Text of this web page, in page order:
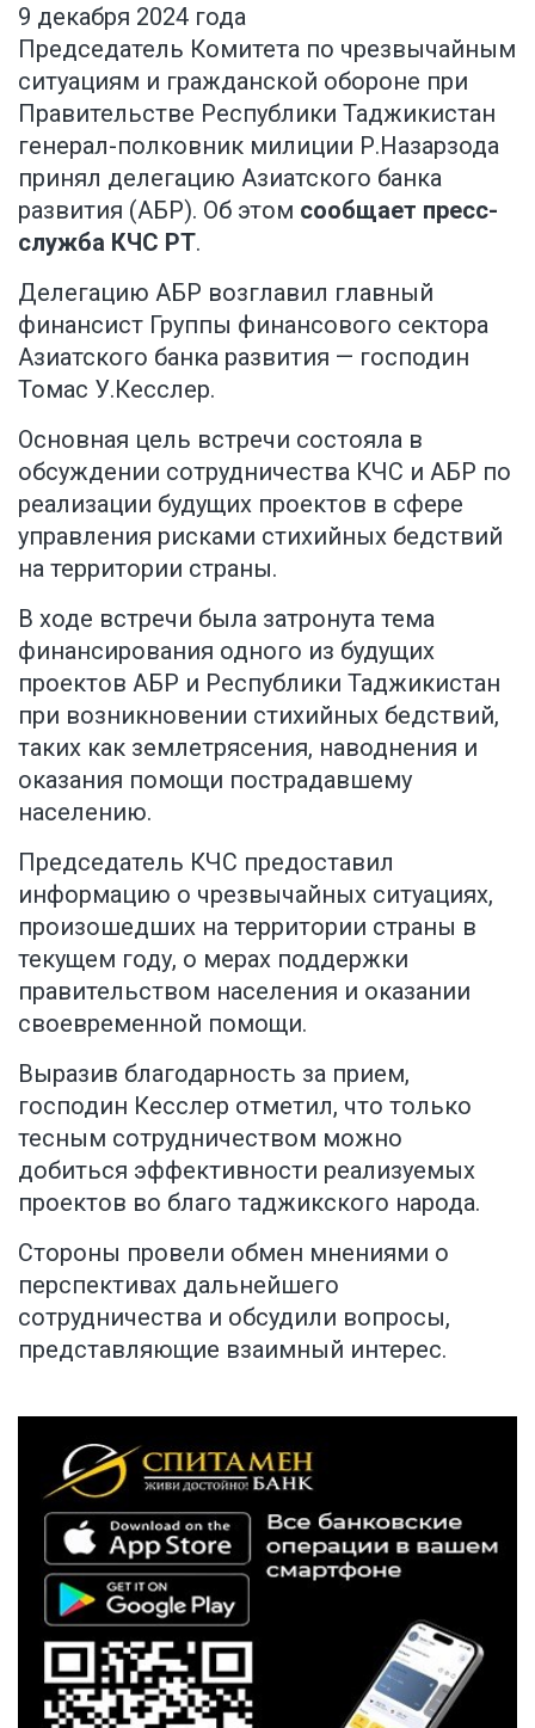
9 декабря 2024 года
Председатель Комитета по чрезвычайным
ситуациям и гражданской обороне при
Правительстве Республики Таджикистан
генерал-полковник милиции Р.Назарзода
принял делегацию Азиатского банка
развития (АБР). Об этом сообщает пресс-
служба КЧС РТ.
Делегацию АБР возглавил главный
финансист Группы финансового сектора
Азиатского банка развития — господин
Томас У.Кесслер.
Основная цель встречи состояла в
обсуждении сотрудничества КЧС и АБР по
реализации будущих проектов в сфере
управления рисками стихийных бедствий
на территории страны.
В ходе встречи была затронута тема
финансирования одного из будущих
проектов АБР и Республики Таджикистан
при возникновении стихийных бедствий,
таких как землетрясения, наводнения и
оказания помощи пострадавшему
населению.
Председатель КЧС предоставил
информацию о чрезвычайных ситуациях,
произошедших на территории страны в
текущем году, о мерах поддержки
правительством населения и оказании
своевременной помощи.
Выразив благодарность за прием,
господин Кесслер отметил, что только
тесным сотрудничеством можно
добиться эффективности реализуемых
проектов во благо таджикского народа.
Стороны провели обмен мнениями о
перспективах дальнейшего
сотрудничества и обсудили вопросы,
представляющие взаимный интерес.